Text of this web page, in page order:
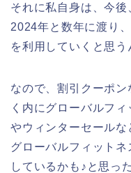
それに私自身は、今
2024年と数年に渡り
を利用していくと思う
なので、割引クーポ
く内にグローバルフ
やウィンターセール
グローバルフィット
しているかも♪と思っ